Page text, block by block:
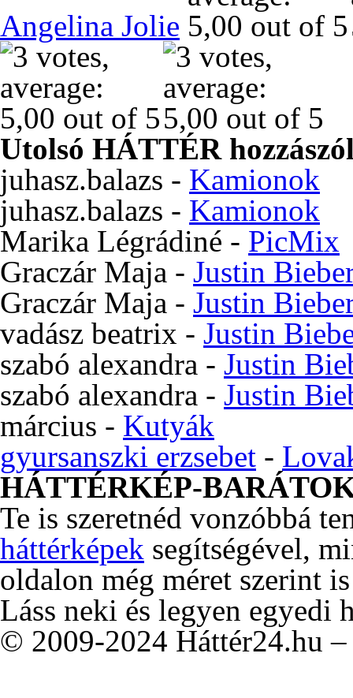
Angelina Jolie
Utolsó HÁTTÉR
juhasz.balazs - Kamionok
juhasz.balazs - Kamionok
Marika Légrádiné - PicMix
Graczár Maja - Justin
Graczár Maja - Justin
vadász beatrix - Justin
szabó alexandra - Justin
szabó alexandra - Justin
március - Kutyák
gyursanszki erzsebet -
HÁTTÉRKÉP-
Te is szeretnéd vonzóbbá
háttérképek segítségével,
oldalon még méret szerint
Láss neki és legyen egyedi
© 2009-2024 Háttér24.hu